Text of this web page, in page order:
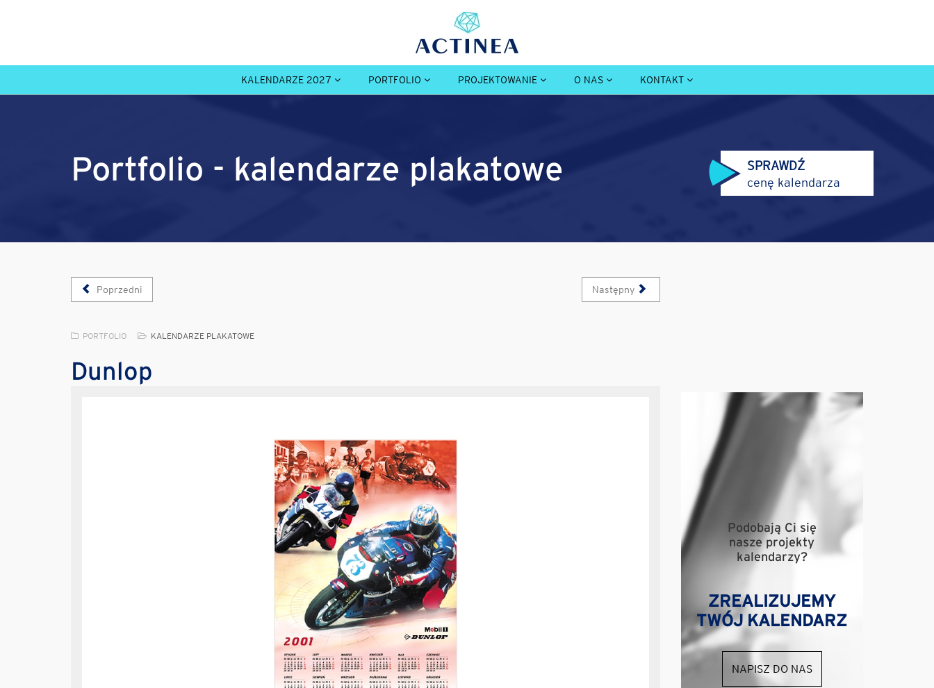
KALENDARZE 2027 PORTFOLIO PROJEKTOWANIE O NAS KONTAKT
Portfolio - kalendarze plakatowe
SPRAWDŹ
cenę kalendarza
Poprzedni Następny
PORTFOLIO KALENDARZE PLAKATOWE
Dunlop
Podobają Ci się
nasze projekty
kalendarzy?
ZREALIZUJEMY
TWÓJ KALENDARZ
NAPISZ DO NAS